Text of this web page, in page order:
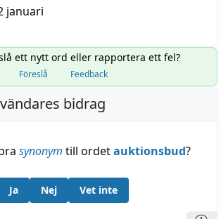
januari
ett nytt ord eller rapportera ett fel?
Föreslå Feedback
bidrag
synonym till ordetauktionsbud?
Ja Nej Vet inte